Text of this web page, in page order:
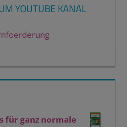
YOUTUBE KANAL
für ganz normale